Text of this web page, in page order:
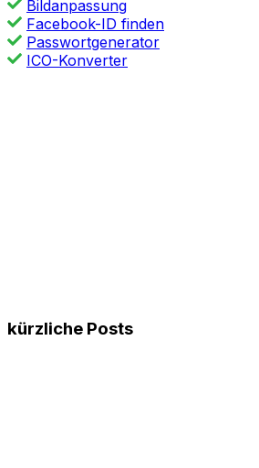
Bildanpassung
Facebook-ID finden
Passwortgenerator
ICO-Konverter
kürzliche Posts